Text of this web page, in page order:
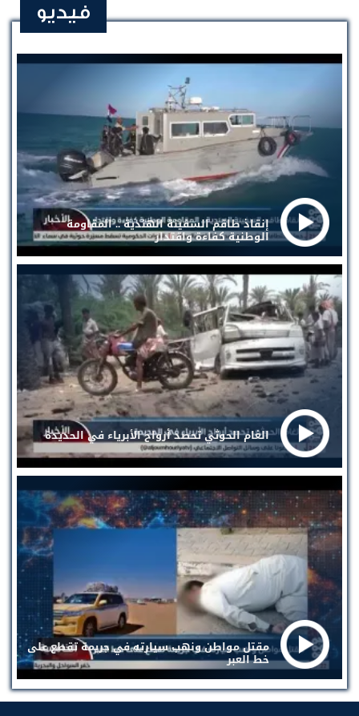
فيديو
إنقاذ طاقم السفينة الهندية .. المقاومة
الوطنية كفاءة واقتدار
الغام الحوثي تحصد أرواح الأبرياء في الحديدة
مقتل مواطن ونهب سيارته في جريمة تقطع على
خط العبر